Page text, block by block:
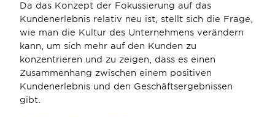
Da das Konzept der Fokussierung auf das
Kundenerlebnis relativ neu ist, stellt sich die Frage,
wie man die Kultur des Unternehmens verändern
kann, um sich mehr auf den Kunden zu
konzentrieren und zu zeigen, dass es einen
Zusammenhang zwischen einem positiven
Kundenerlebnis und den Geschäftsergebnissen
gibt.